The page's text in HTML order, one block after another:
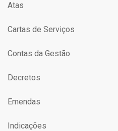
Atas
Cartas de Serviços
Contas da Gestão
Decretos
Emendas
Indicações